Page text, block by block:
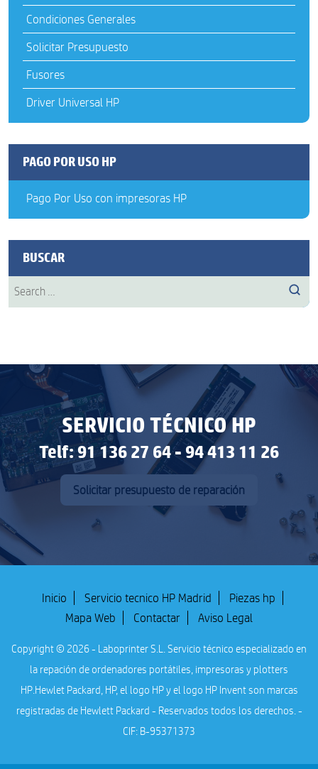
Condiciones Generales
Solicitar Presupuesto
Fusores
Driver Universal HP
PAGO POR USO HP
Pago Por Uso con impresoras HP
BUSCAR
Search
for:
SERVICIO TÉCNICO HP
Telf: 91 136 27 64 - 94 413 11 26
Solicitar presupuesto de reparación
Inicio Servicio tecnico HP Madrid
Piezas hp
Mapa Web
Contactar Aviso Legal
Copyright © 2026 - Laboprinter S.L. Servicio técnico especializado en
la repación de ordenadores portátiles, impresoras y plotters
HP.Hewlet Packard, HP, el logo HP y el logo HP Invent son marcas
registradas de Hewlett Packard - Reservados todos los derechos. -
CIF: B-95371373